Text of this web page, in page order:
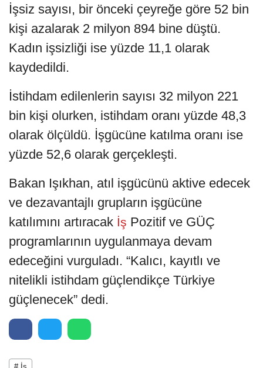
İşsiz sayısı, bir önceki çeyreğe göre 52 bin
kişi azalarak 2 milyon 894 bine düştü.
Kadın işsizliği ise yüzde 11,1 olarak
kaydedildi.
İstihdam edilenlerin sayısı 32 milyon 221
bin kişi olurken, istihdam oranı yüzde 48,3
olarak ölçüldü. İşgücüne katılma oranı ise
yüzde 52,6 olarak gerçekleşti.
Bakan Işıkhan, atıl işgücünü aktive edecek
ve dezavantajlı grupların işgücüne
katılımını artıracak İş Pozitif ve GÜÇ
programlarının uygulanmaya devam
edeceğini vurguladı. “Kalıcı, kayıtlı ve
nitelikli istihdam güçlendikçe Türkiye
güçlenecek” dedi.